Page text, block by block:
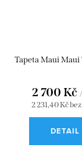
Tapeta Maui
2 231,40 Kč
2 700 Kč
DETAIL